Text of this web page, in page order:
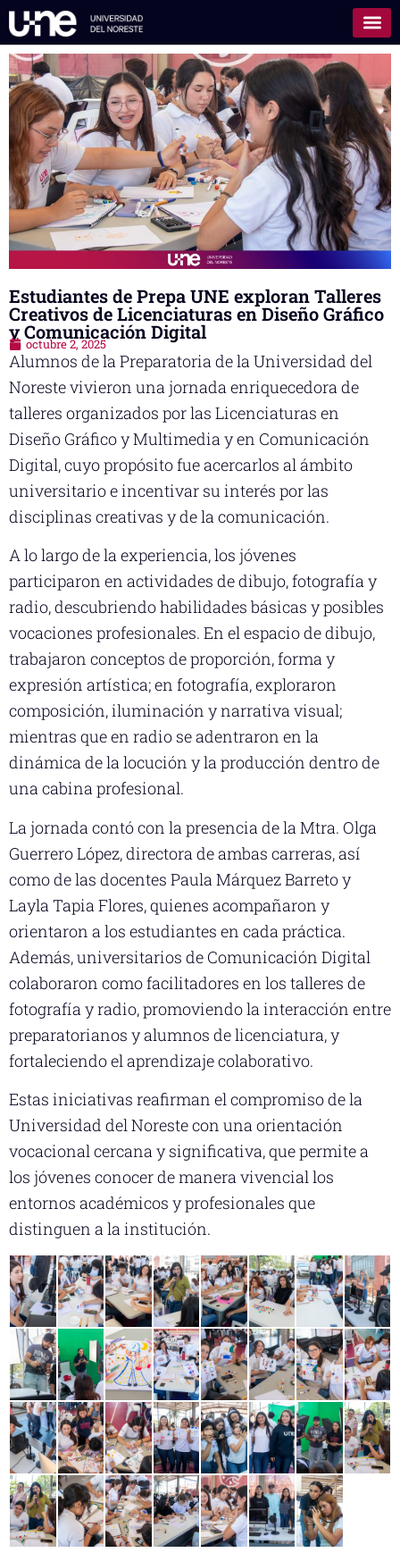
Estudiantes de Prepa UNE exploran Talleres
Creativos de Licenciaturas en Diseño Gráfico
y Comunicación Digital
octubre 2, 2025
Alumnos de la Preparatoria de la Universidad del
Noreste vivieron una jornada enriquecedora de
talleres organizados por las Licenciaturas en
Diseño Gráfico y Multimedia y en Comunicación
Digital, cuyo propósito fue acercarlos al ámbito
universitario e incentivar su interés por las
disciplinas creativas y de la comunicación.
A lo largo de la experiencia, los jóvenes
participaron en actividades de dibujo, fotografía y
radio, descubriendo habilidades básicas y posibles
vocaciones profesionales. En el espacio de dibujo,
trabajaron conceptos de proporción, forma y
expresión artística; en fotografía, exploraron
composición, iluminación y narrativa visual;
mientras que en radio se adentraron en la
dinámica de la locución y la producción dentro de
una cabina profesional.
La jornada contó con la presencia de la Mtra. Olga
Guerrero López, directora de ambas carreras, así
como de las docentes Paula Márquez Barreto y
Layla Tapia Flores, quienes acompañaron y
orientaron a los estudiantes en cada práctica.
Además, universitarios de Comunicación Digital
colaboraron como facilitadores en los talleres de
fotografía y radio, promoviendo la interacción entre
preparatorianos y alumnos de licenciatura, y
fortaleciendo el aprendizaje colaborativo.
Estas iniciativas reafirman el compromiso de la
Universidad del Noreste con una orientación
vocacional cercana y significativa, que permite a
los jóvenes conocer de manera vivencial los
entornos académicos y profesionales que
distinguen a la institución.